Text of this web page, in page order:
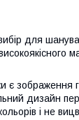
для
зображення
дизайн
і не